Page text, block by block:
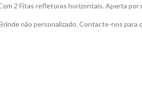
2 Fitas refletoras horizontais. Aperta por
não personalizado. Contacte-nos